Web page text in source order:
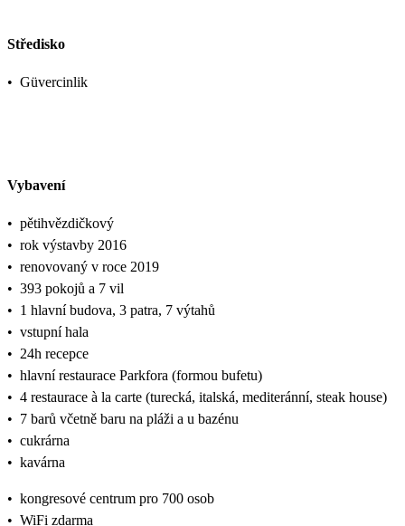
Středisko
• Güvercinlik
Vybavení
• pětihvězdičkový
• rok výstavby 2016
• renovovaný v roce 2019
• 393 pokojů a 7 vil
• 1 hlavní budova, 3 patra, 7 výtahů
• vstupní hala
• 24h recepce
• hlavní restaurace Parkfora (formou bufetu)
• 4 restaurace à la carte (turecká, italská, mediteránní, steak house)
• 7 barů včetně baru na pláži a u bazénu
• cukrárna
• kavárna
• kongresové centrum pro 700 osob
• WiFi zdarma